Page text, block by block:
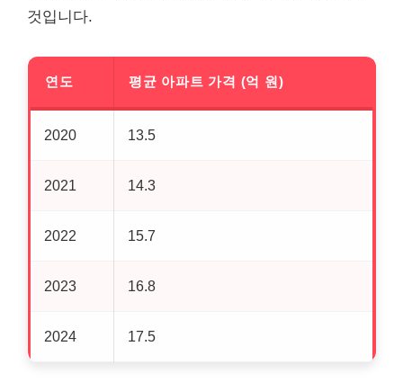
것입니다.
연도 평균 아파트 가격 (억 원)
2020 13.5
2021 14.3
2022 15.7
2023 16.8
2024 17.5